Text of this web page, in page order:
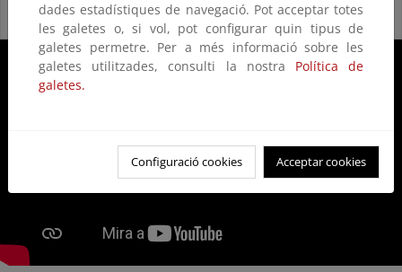
Reservas Naturales Fluviales 2020
dades estadístiques de navegació. Pot acceptar totes
les galetes o, si vol, pot configurar quin tipus de
galetes permetre. Per a més informació sobre les
galetes utilitzades, consulti la nostra Política de
galetes.
Configuració cookies Acceptar cookies